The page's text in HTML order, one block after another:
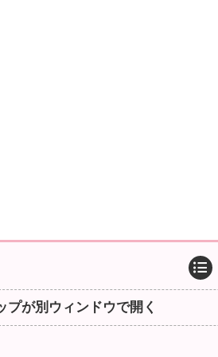
プが別ウィンドウで開く